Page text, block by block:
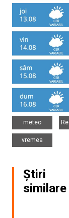
meteo
vremea
Știri
similare